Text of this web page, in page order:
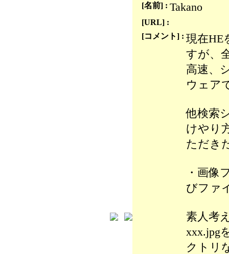
[名前] : Takano
[URL] :
[コメント] : 現在HE
すが、
高速、
ウェア
他検索
けやり
ただき
・画像
びファ
素人考
xxx.jpg
クトリ